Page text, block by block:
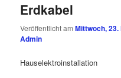
Erdkabel
Veröffentlicht amMittwoch,
Admin
Hauselektroinstallation